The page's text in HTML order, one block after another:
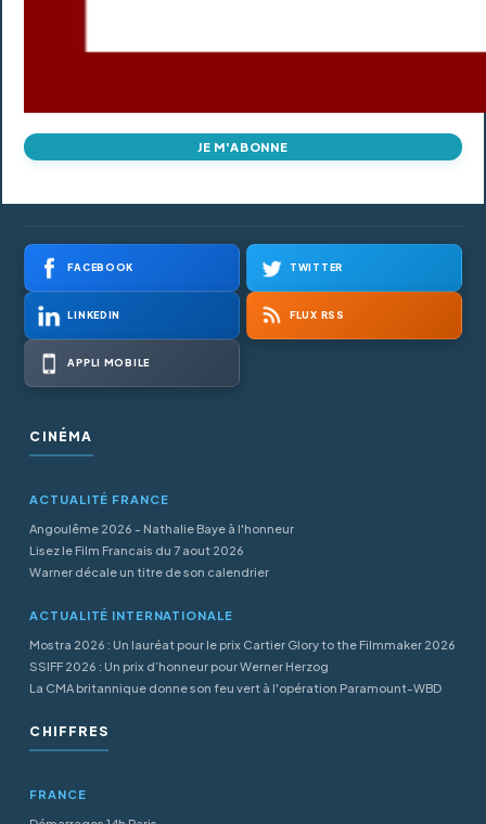
JE M'ABONNE
FACEBOOK TWITTER
LINKEDIN FLUX RSS
APPLI MOBILE
CINÉMA
ACTUALITÉ FRANCE
Angoulême 2026 - Nathalie Baye à l'honneur
Lisez le Film Francais du 7 aout 2026
Warner décale un titre de son calendrier
ACTUALITÉ INTERNATIONALE
Mostra 2026 : Un lauréat pour le prix Cartier Glory to the Filmmaker 2026
SSIFF 2026 : Un prix d’honneur pour Werner Herzog
La CMA britannique donne son feu vert à l'opération Paramount-WBD
CHIFFRES
FRANCE